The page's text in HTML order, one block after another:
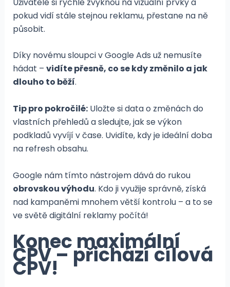
pokud vidí stále stejnou reklamu, přestane na ně
působit.
Díky novému sloupci v Google Ads už nemusíte
hádat – vidíte přesně, co se kdy změnilo a jak
dlouho to běží.
Tip pro pokročilé:Uložte si data o změnách do
vlastních přehledů a sledujte, jak se výkon
podkladů vyvíjí v čase. Uvidíte, kdy je ideální doba
na refresh obsahu.
Google nám tímto nástrojem dává do rukou
obrovskou výhodu. Kdo ji využije správně, získá
nad kampaněmi mnohem větší kontrolu – a to se
ve světě digitální reklamy počítá!
Konec maximální
CPV – přichází cílová
CPV!